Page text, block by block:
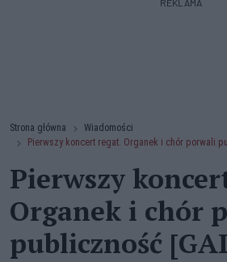
REKLAMA
Strona główna
Wiadomości
Pierwszy koncert regat. Organek i chór porwali
Pierwszy
Organek i chór
publiczność